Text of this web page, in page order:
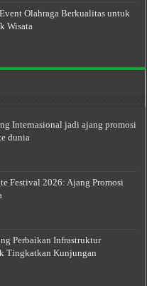
Olahraga Berkualitas untuk
Wisata
Internasional jadi ajang promosi
dunia
Festival 2026: Ajang Promosi
Perbaikan Infrastruktur
Tingkatkan Kunjungan